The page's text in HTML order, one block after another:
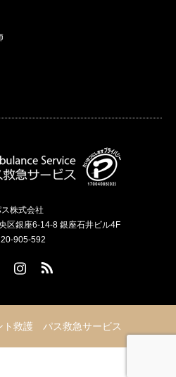
株式会社
区銀座6-14-8 銀座石井ビル4F
905-592
ト救護 パス救急サービス